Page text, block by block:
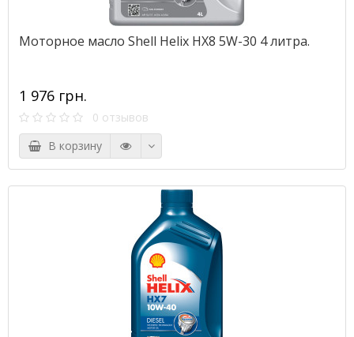
Моторное масло Shell Helix HX8 5W-30 4 литра.
1 976 грн.
0 отзывов
В корзину